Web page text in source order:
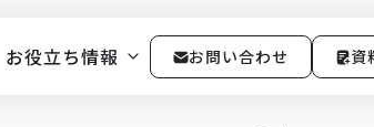
お役立ち情報 お問い合わせ 資